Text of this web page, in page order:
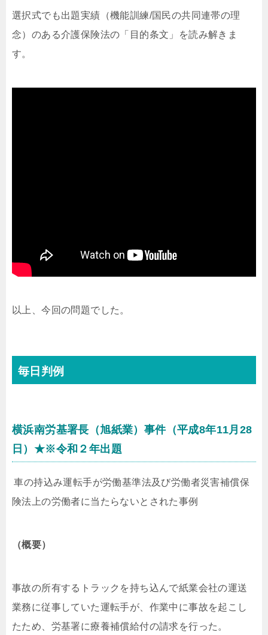
選択式でも出題実績（機能訓練/国民の共同連帯の理
念）のある介護保険法の「目的条文」を読み解きま
す。
以上、今回の問題でした。
毎日判例
横浜南労基署長（旭紙業）事件（平成8年11月28
日）★※令和２年出題
車の持込み運転手が労働基準法及び労働者災害補償保
険法上の労働者に当たらないとされた事例
（概要）
事故の所有するトラックを持ち込んで紙業会社の運送
業務に従事していた運転手が、作業中に事故を起こし
たため、労基署に療養補償給付の請求を行った。